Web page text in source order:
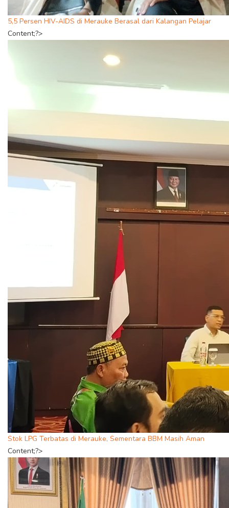
5,5 Persen HIV-AIDS di Merauke Berasal dari Kalangan Pelajar
Content;?>
Stok LPG Terbatas di Merauke, Sementara BBM Masih Aman
Content;?>